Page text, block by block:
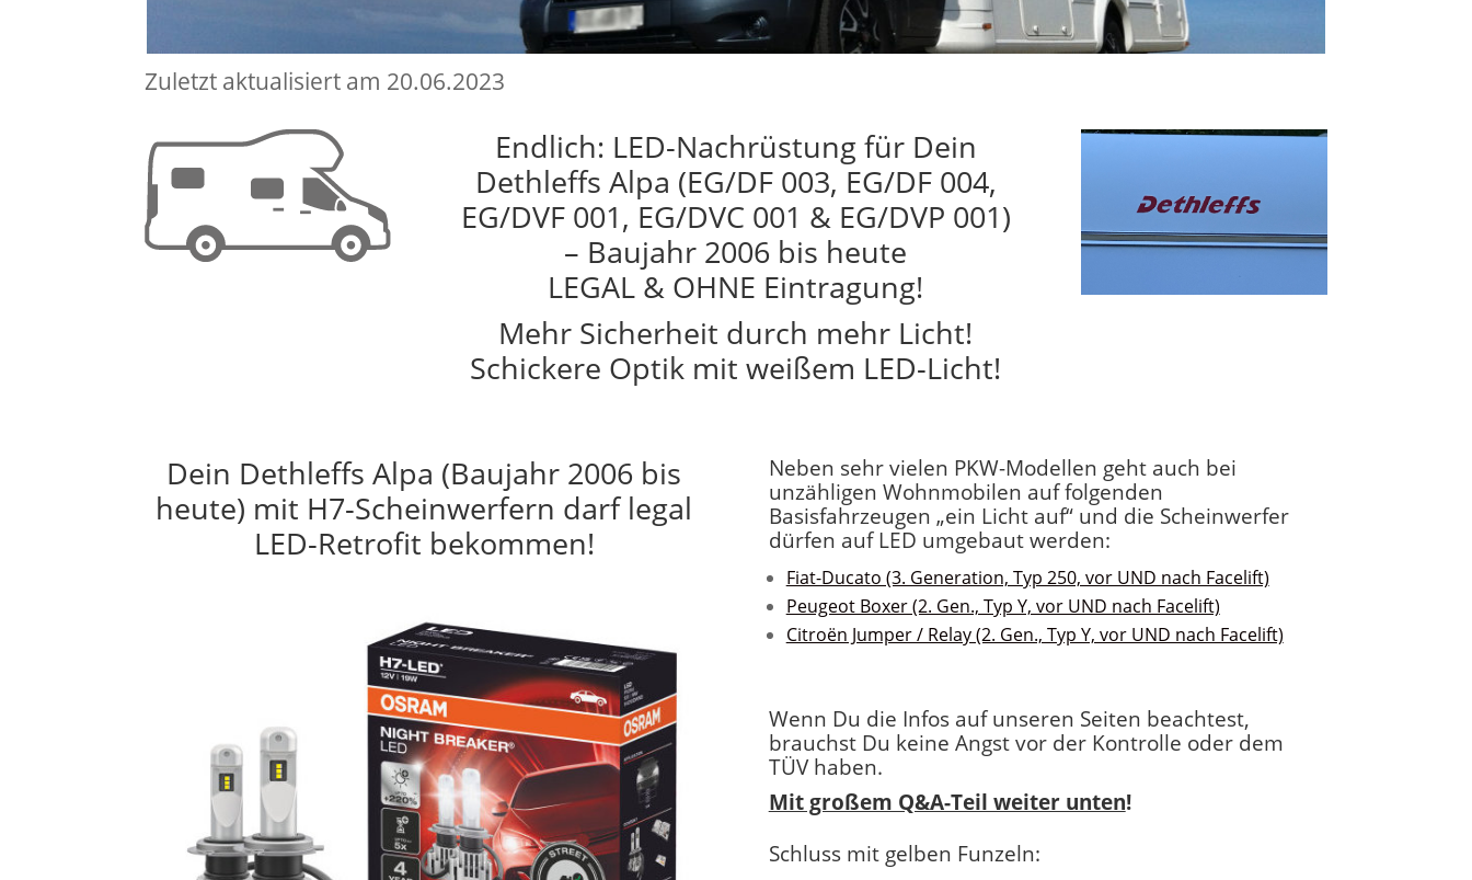
Zuletzt aktualisiert am 20.06.2023
Endlich: LED-Nachrüstung für Dein
Dethleffs Alpa (EG/DF 003, EG/DF 004,
EG/DVF 001, EG/DVC 001 & EG/DVP 001)
– Baujahr 2006 bis heute
LEGAL & OHNE Eintragung!
Mehr Sicherheit durch mehr Licht!
Schickere Optik mit weißem LED-Licht!
Dein Dethleffs Alpa (Baujahr 2006 bis
heute) mit H7-Scheinwerfern darf legal
LED-Retrofit bekommen!
Neben sehr vielen PKW-Modellen geht auch bei
unzähligen Wohnmobilen auf folgenden
Basisfahrzeugen „ein Licht auf“ und die Scheinwerfer
dürfen auf LED umgebaut werden:
Fiat-Ducato (3. Generation, Typ 250, vor UND nach Facelift)
Peugeot Boxer (2. Gen., Typ Y, vor UND nach Facelift)
Citroën Jumper / Relay (2. Gen., Typ Y, vor UND nach Facelift)
Wenn Du die Infos auf unseren Seiten beachtest,
brauchst Du keine Angst vor der Kontrolle oder dem
TÜV haben.
Mit großem Q&A-Teil weiter unten!
Schluss mit gelben Funzeln: